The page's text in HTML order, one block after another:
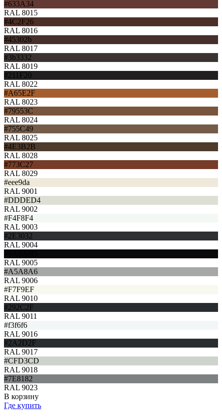
#633A34
RAL 8015
#4C2F26
RAL 8016
#45302b
RAL 8017
#3b3332
RAL 8019
#211F20
RAL 8022
#A65E2F
RAL 8023
#79553C
RAL 8024
#755C49
RAL 8025
#4E3B2B
RAL 8028
#773C27
RAL 8029
#eee9da
RAL 9001
#DDDED4
RAL 9002
#F4F8F4
RAL 9003
#2E3032
RAL 9004
RAL 9005
#A5A8A6
RAL 9006
#F7F9EF
RAL 9010
#292C2F
RAL 9011
#f3f6f6
RAL 9016
#2A2D2F
RAL 9017
#CFD3CD
RAL 9018
#7E8182
RAL 9023
В корзину
Где купить